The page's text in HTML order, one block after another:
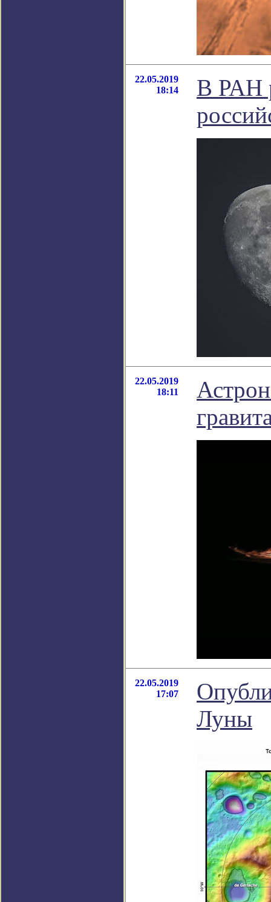
22.05.2019
18:14
В РАН
22.05.2019
18:11
22.05.2019
17:07
Луны